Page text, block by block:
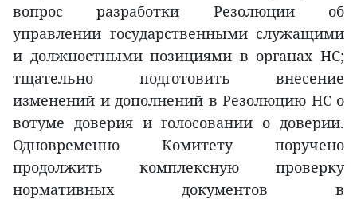
вопрос разработки Резолюции об
управлении государственными служащими
и должностными позициями в органах НС;
тщательно подготовить внесение
изменений и дополнений в Резолюцию НС о
вотуме доверия и голосовании о доверии.
Одновременно Комитету поручено
продолжить комплексную проверку
нормативных документов в